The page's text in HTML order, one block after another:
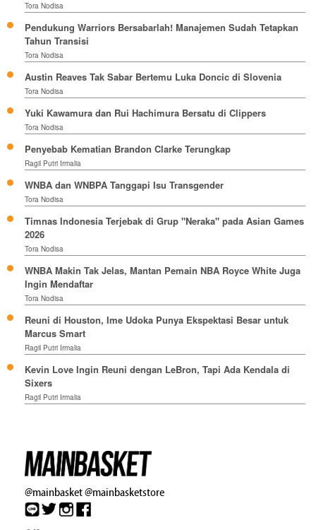
Tora Nodisa
Pendukung Warriors Bersabarlah! Manajemen Sudah Tetapkan
Tahun Transisi
Tora Nodisa
Austin Reaves Tak Sabar Bertemu Luka Doncic di Slovenia
Tora Nodisa
Yuki Kawamura dan Rui Hachimura Bersatu di Clippers
Tora Nodisa
Penyebab Kematian Brandon Clarke Terungkap
Ragil Putri Irmalia
WNBA dan WNBPA Tanggapi Isu Transgender
Tora Nodisa
Timnas Indonesia Terjebak di Grup "Neraka" pada Asian Games
2026
Tora Nodisa
WNBA Makin Tak Jelas, Mantan Pemain NBA Royce White Juga
Ingin Mendaftar
Tora Nodisa
Reuni di Houston, Ime Udoka Punya Ekspektasi Besar untuk
Marcus Smart
Ragil Putri Irmalia
Kevin Love Ingin Reuni dengan LeBron, Tapi Ada Kendala di
Sixers
Ragil Putri Irmalia
@mainbasket@mainbasketstore